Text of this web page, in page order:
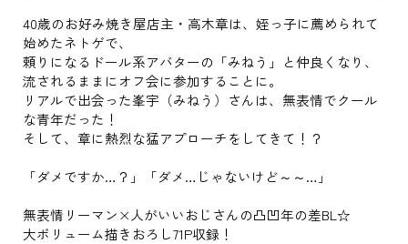
40歳のお好み焼き屋店主・高木章は、姪っ子に薦められて
始めたネトゲで、
頼りになるドール系アバターの「みねう」と仲良くなり、
流されるままにオフ会に参加することに。
リアルで出会った峯宇（みねう）さんは、無表情でクール
な青年だった！
そして、章に熱烈な猛アプローチをしてきて！？
「ダメですか…？」「ダメ…じゃないけど～～…」
無表情リーマン×人がいいおじさんの凸凹年の差BL☆
大ボリューム描きおろし71P収録！